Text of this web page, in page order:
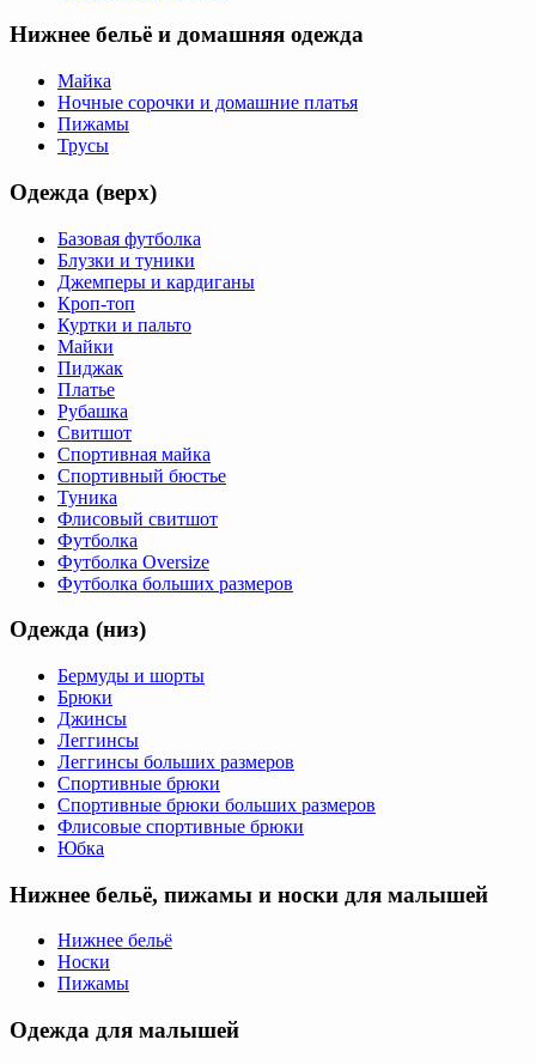
Нижнее бельё и домашняя одежда
Майка
Ночные сорочки и домашние платья
Пижамы
Трусы
Одежда (верх)
Базовая футболка
Блузки и туники
Джемперы и кардиганы
Кроп-топ
Куртки и пальто
Майки
Пиджак
Платье
Рубашка
Свитшот
Спортивная майка
Спортивный бюстье
Туника
Флисовый свитшот
Футболка
Футболка Oversize
Футболка больших размеров
Одежда (низ)
Бермуды и шорты
Брюки
Джинсы
Леггинсы
Леггинсы больших размеров
Спортивные брюки
Спортивные брюки больших размеров
Флисовые спортивные брюки
Юбка
Нижнее бельё, пижамы и носки для малышей
Нижнее бельё
Носки
Пижамы
Одежда для малышей